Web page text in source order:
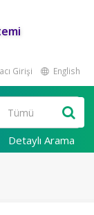
Girişi English
Detaylı Arama